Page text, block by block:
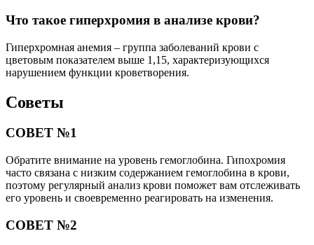
Что такое гиперхромия в анализе крови?
Гиперхромная анемия – группа заболеваний крови с
цветовым показателем выше 1,15, характеризующихся
нарушением функции кроветворения.
Советы
СОВЕТ №1
Обратите внимание на уровень гемоглобина. Гипохромия
часто связана с низким содержанием гемоглобина в крови,
поэтому регулярный анализ крови поможет вам отслеживать
его уровень и своевременно реагировать на изменения.
СОВЕТ №2